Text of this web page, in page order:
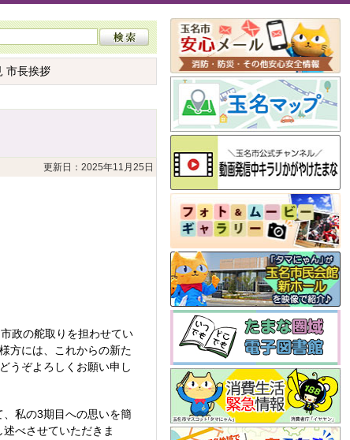
市長挨拶
更新日：2025年11月25日
政の舵取りを担わせてい
方には、これからの新た
うぞよろしくお願い申し
私の3期目への思いを簡
べさせていただきま